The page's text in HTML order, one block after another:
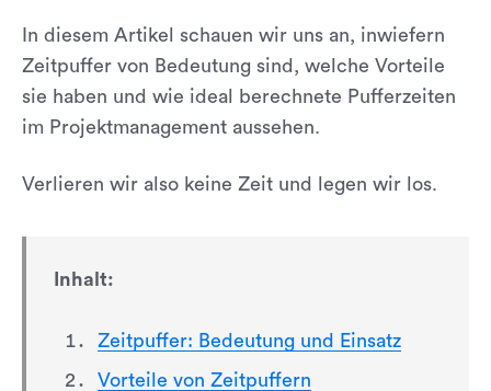
In diesem Artikel schauen wir uns an, inwiefern
Zeitpuffer von Bedeutung sind, welche Vorteile
sie haben und wie ideal berechnete Pufferzeiten
im Projektmanagement aussehen.
Verlieren wir also keine Zeit und legen wir los.
Inhalt:
Zeitpuffer: Bedeutung und Einsatz
Vorteile von Zeitpuffern